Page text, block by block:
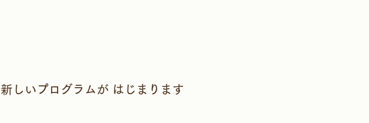
新しいプログラムが はじまります